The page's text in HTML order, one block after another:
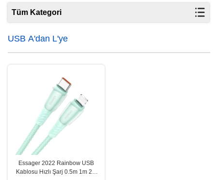
Tüm Kategori
USB A'dan L'ye
Essager 2022 Rainbow USB
Kablosu Hızlı Şarj 0.5m 1m 2m